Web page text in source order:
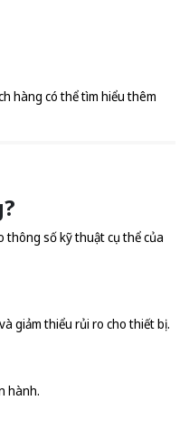
hàng có thể tìm hiểu thêm
thông số kỹ thuật cụ thể của
giảm thiểu rủi ro cho thiết bị.
hành.